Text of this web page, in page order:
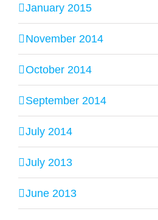
January 2015
November 2014
October 2014
September 2014
July 2014
July 2013
June 2013